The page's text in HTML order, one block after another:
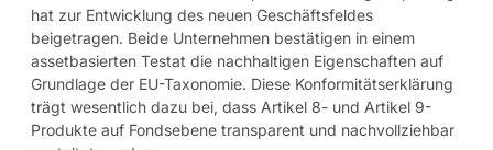
hat zur Entwicklung des neuen Geschäftsfeldes
beigetragen. Beide Unternehmen bestätigen in einem
assetbasierten Testat die nachhaltigen Eigenschaften auf
Grundlage der EU-Taxonomie. Diese Konformitätserklärung
trägt wesentlich dazu bei, dass Artikel 8- und Artikel 9-
Produkte auf Fondsebene transparent und nachvollziehbar